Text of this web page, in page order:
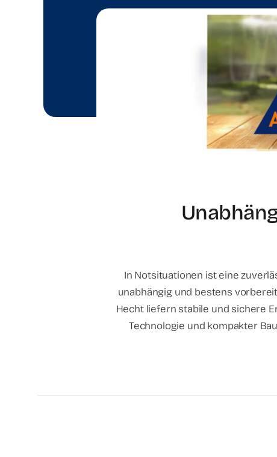
In Notsituationen ist eine
unabhängig und bestens
Hecht liefern stabile und sichere
Technologie und kompakter